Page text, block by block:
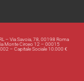
– Via Savoia, 78, 00198 Roma
Monte Circeo 12 – 00015
– Capitale Sociale 10.000 €